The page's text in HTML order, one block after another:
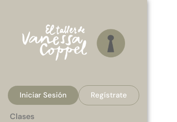
Iniciar Sesión Regístrate
Clases